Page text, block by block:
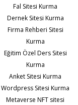
Fal Sitesi Kurma
Dernek Sitesi Kurma
Firma Rehberi Sitesi
Kurma
Eğitim Özel Ders Sitesi
Kurma
Anket Sitesi Kurma
Wordpress Sitesi Kurma
Metaverse NFT sitesi